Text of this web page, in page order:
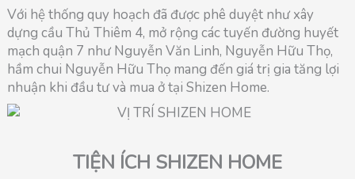
Với hệ thống quy hoạch đã được phê duyệt như xây
dựng cầu Thủ Thiêm 4, mở rộng các tuyến đường huyết
mạch quận 7 như Nguyễn Văn Linh, Nguyễn Hữu Thọ,
hầm chui Nguyễn Hữu Thọ mang đến giá trị gia tăng lợi
nhuận khi đầu tư và mua ở tại Shizen Home.
TIỆN ÍCH SHIZEN HOME